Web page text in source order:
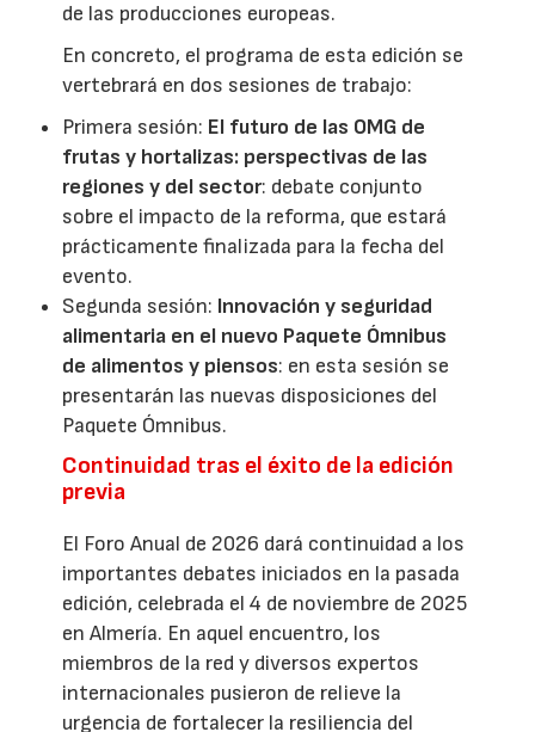
de las producciones europeas.
En concreto, el programa de esta edición se
vertebrará en dos sesiones de trabajo:
Primera sesión: El futuro de las OMG de
frutas y hortalizas: perspectivas de las
regiones y del sector: debate conjunto
sobre el impacto de la reforma, que estará
prácticamente finalizada para la fecha del
evento.
Segunda sesión: Innovación y seguridad
alimentaria en el nuevo Paquete Ómnibus
de alimentos y piensos: en esta sesión se
presentarán las nuevas disposiciones del
Paquete Ómnibus.
Continuidad tras el éxito de la edición
previa
El Foro Anual de 2026 dará continuidad a los
importantes debates iniciados en la pasada
edición, celebrada el 4 de noviembre de 2025
en Almería. En aquel encuentro, los
miembros de la red y diversos expertos
internacionales pusieron de relieve la
urgencia de fortalecer la resiliencia del